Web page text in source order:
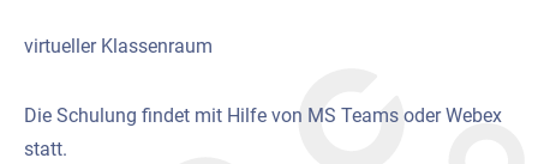
virtueller Klassenraum
Die Schulung findet mit Hilfe von MS Teams oder Webex
statt.